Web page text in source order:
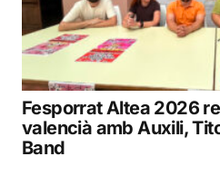
Fesporrat Altea 2026
valencià amb Auxili,
Band